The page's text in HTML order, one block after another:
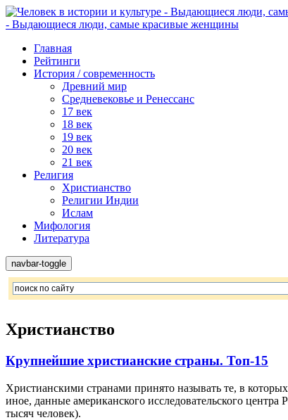
- Выдающиеся люди, самые красивые женщины
Главная
Рейтинги
История / современность
Древний мир
Средневековье и Ренессанс
17 век
18 век
19 век
20 век
21 век
Религия
Христианство
Религии Индии
Ислам
Мифология
Литература
navbar-toggle
Христианство
Крупнейшие христианские страны. Топ-15
Христианскими странами принято называть те, в
иное, данные американского исследовательского
тысяч человек).